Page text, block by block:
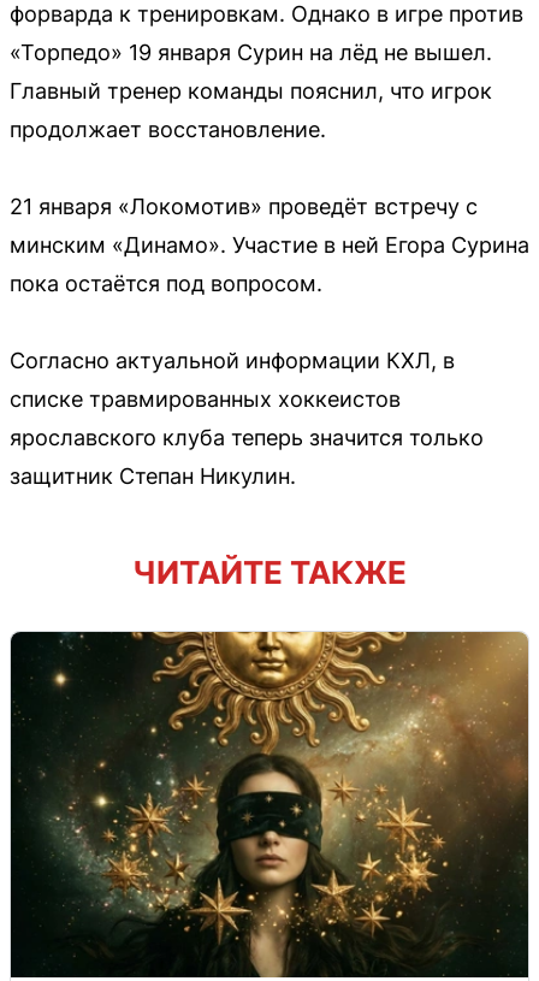
форварда к тренировкам. Однако в игре против
«Торпедо» 19 января Сурин на лёд не вышел.
Главный тренер команды пояснил, что игрок
продолжает восстановление.
21 января «Локомотив» проведёт встречу с
минским «Динамо». Участие в ней Егора Сурина
пока остаётся под вопросом.
Согласно актуальной информации КХЛ, в
списке травмированных хоккеистов
ярославского клуба теперь значится только
защитник Степан Никулин.
ЧИТАЙТЕ ТАКЖЕ